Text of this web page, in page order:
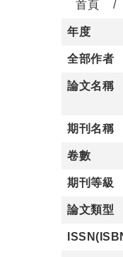
首頁
年度
全部作者
論文名稱
期刊名稱
卷數
期刊等級
論文類型